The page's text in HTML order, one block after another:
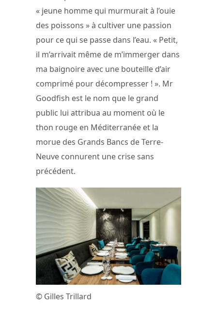
« jeune homme qui murmurait à l’ouie
des poissons » à cultiver une passion
pour ce qui se passe dans l’eau. « Petit,
il m’arrivait même de m’immerger dans
ma baignoire avec une bouteille d’air
comprimé pour décompresser ! ». Mr
Goodfish est le nom que le grand
public lui attribua au moment où le
thon rouge en Méditerranée et la
morue des Grands Bancs de Terre-
Neuve connurent une crise sans
précédent.
© Gilles Trillard